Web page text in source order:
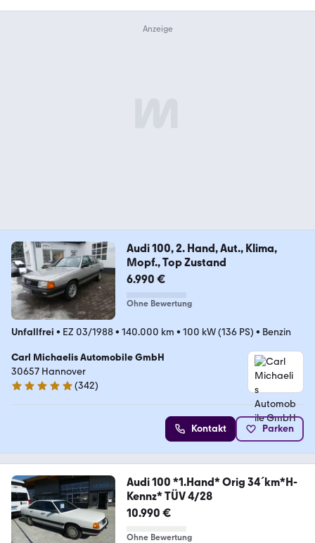
Audi 100, 2. Hand, Aut., Klima,
Mopf., Top Zustand
6.990 €
Ohne Bewertung
Unfallfrei • EZ 03/1988• 140.000 km • 100 kW (136 PS) • Benzin
Carl Michaelis Automobile GmbH
30657 Hannover
4.9 Sterne
(342)
Kontakt Parken
Audi 100 *1.Hand* Orig 34´km*H-
Kennz* TÜV 4/28
10.990 €
Ohne Bewertung